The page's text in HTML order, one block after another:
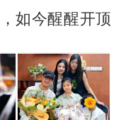
总统就邀请中
几乎整个国境
次到中国寻根
，搬到楼下交
楼！女子傻眼
命中就能让航
力有多强？
反而更省电？
如今醒醒开顶